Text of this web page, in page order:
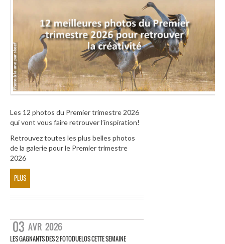
Les 12 photos du Premier trimestre 2026
qui vont vous faire retrouver l’inspiration!
Retrouvez toutes les plus belles photos
de la galerie pour le Premier trimestre
2026
PLUS
03 AVR 2026
LES GAGNANTS DES 2 FOTODUELOS CETTE SEMAINE